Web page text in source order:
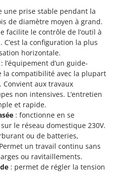
batterie
manuels
une prise stable pendant la
de diamètre moyen à grand.
facilite le contrôle de l’outil à
la configuration la plus
horizontale.
: l’équipement d’un guide-
la compatibilité avec la plupart
aux travaux
non intensives. L’entretien
et rapide.
: fonctionne en se
le réseau domestique 230V.
ou de batteries,
un travail continu sans
ou ravitaillements.
: permet de régler la tension